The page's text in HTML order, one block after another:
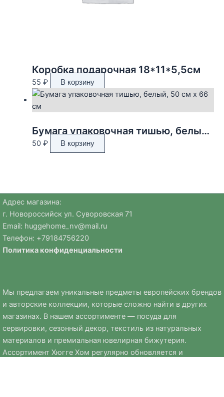
Коробка подарочная 18*11*5,5см
55 ₽ В корзину
Бумага упаковочная тишью, белый, 50 см х 66 см
50 ₽ В корзину
Адрес магазина:
г. Новороссийск ул. Суворовская 71
Email: huggehome_nv@mail.ru
Телефон: +79184756220
Политика конфиденциальности
Мы предлагаем уникальные предметы европейских брендов
и авторские коллекции, которые сложно найти в других
магазинах. В нашем ассортименте — посуда для
сервировки, сезонный декор, текстиль из натуральных
материалов и премиальная ювелирная бижутерия.
Ассортимент Хюгге Хом регулярно обновляется и